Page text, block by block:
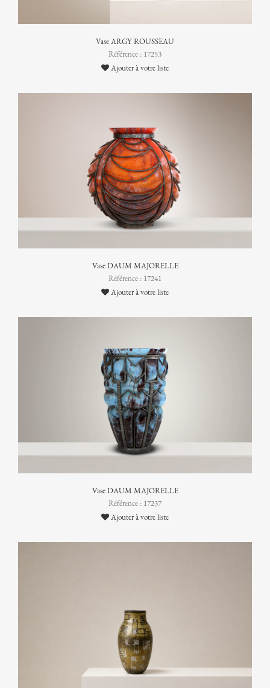
Vase ARGY ROUSSEAU
Référence : 17253
Ajouter à votre liste
Vase DAUM MAJORELLE
Référence : 17241
Ajouter à votre liste
Vase DAUM MAJORELLE
Référence : 17237
Ajouter à votre liste